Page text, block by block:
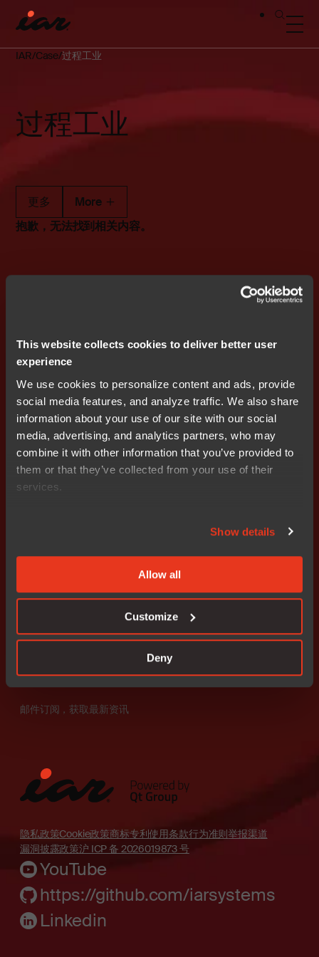
This website collects cookies to deliver better user
experience
We use cookies to personalize content and ads, provide
social media features, and analyze traffic. We also share
information about your use of our site with our social
media, advertising, and analytics partners, who may
combine it with other information that you’ve provided to
them or that they’ve collected from your use of their
services.
Show details
Allow all
Customize
Deny
IAR Case 过程工业
过程工业
更多
More
抱歉，无法找到相关内容。
我们的全球销售团队将为您提供
全程指导。
联系我们
平台
功能安全
所有产品
汽车
工业
机械控制
家用电器
博客
IAR Academy
支持
My Pages
如何购买
关于我们
关于 IAR
新闻中心
联系我们
邮件订阅，获取最新资讯
隐私政策Cookie政策商标专利使用条款行为准则举报渠道
漏洞披露政策沪 ICP 备 2026019873 号
YouTube
https://github.com/iarsystems
Linkedin